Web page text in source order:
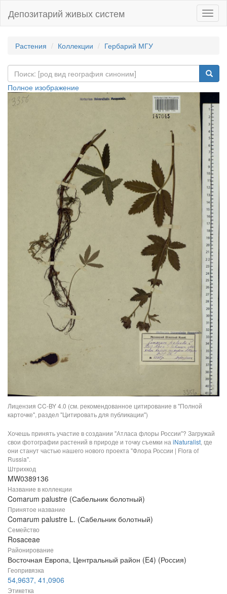
Депозитарий живых систем
Растения Коллекции Гербарий МГУ
Полное изображение
Лицензия CC-BY 4.0 (см. рекомендованное цитирование в "Полной
карточке", раздел "Цитировать для публикации")
Хочешь принять участие в создании "Атласа флоры России"? Загружай
свои фотографии растений в природе и точку съемки наiNaturalist, где
они станут частью нашего нового проекта "Флора России | Flora of
Russia".
Штрихкод
MW0389136
Название в коллекции
Comarum palustre (Сабельник болотный)
Принятое название
Comarum palustre L. (Сабельник болотный)
Семейство
Rosaceae
Районирование
Восточная Европа, Центральный район (E4) (Россия)
Геопривязка
54,9637, 41,0906
Этикетка